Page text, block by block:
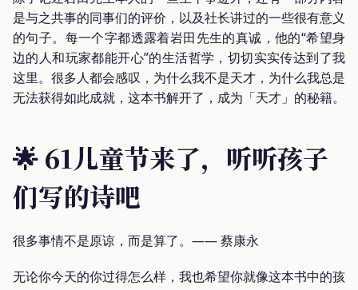
是与之共事的同事们的评价，以及社长讲过的一些很有意义
的句子。每一个字都透露着岩田先生的真诚，他的“希望身
边的人和玩家都能开心”的生活哲学，切切实实传达到了我
这里。很多人都会感叹，为什么我不是天才，为什么我总是
无法获得如此成就，这本书解开了，成为「天才」的秘籍。
🌟 61儿童节来了，听听孩子
们写的诗吧
很多事情不是原谅，而是算了。—— 蔡康永
无论你今天的你过得怎么样，我也希望你就像这本书中的孩